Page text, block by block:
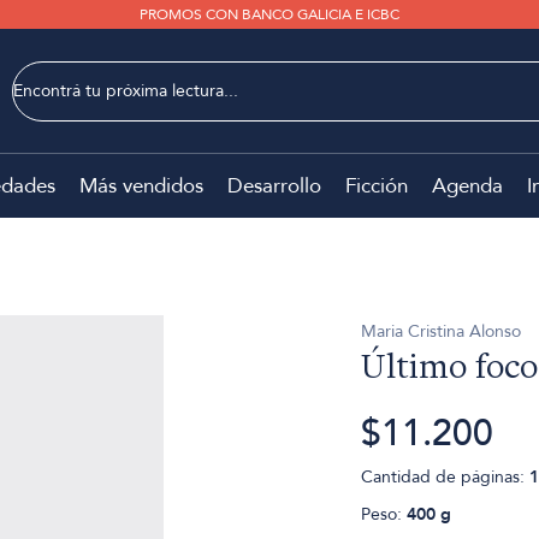
PROMOS CON BANCO GALICIA E ICBC
Más vendidos Desarrollo Ficción Agenda
Maria Cristina Alonso
Último foco
$11.200
Cantidad de páginas:
Peso: 400 g